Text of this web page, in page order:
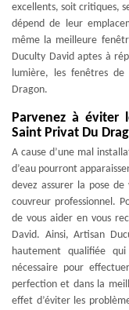
excellents, soit critiques,
dépend de leur
même la meilleure
Duculty David aptes à
lumière, les fenêtres
Dragon.
Parvenez à éviter
Saint Privat Du
A cause d’une mal
d’eau pourront
devez assurer la pose
couvreur professionnel.
de vous aider en vous
David. Ainsi, Artisan
hautement qualifiée
nécessaire pour
perfection et dans la
effet d’éviter les